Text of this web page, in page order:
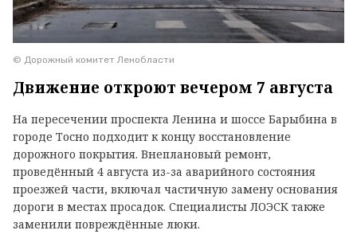
© Дорожный комитет Ленобласти
Движение откроют вечером 7 августа
На пересечении проспекта Ленина и шоссе Барыбина в
городе Тосно подходит к концу восстановление
дорожного покрытия. Внеплановый ремонт,
проведённый 4 августа из-за аварийного состояния
проезжей части, включал частичную замену основания
дороги в местах просадок. Специалисты ЛОЭСК также
заменили повреждённые люки.